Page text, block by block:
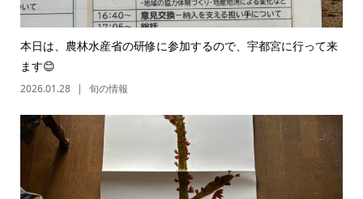
本日は、農林水産省の研修に参加するので、宇都宮に行って来
ます😊
2026.01.28 旬の情報